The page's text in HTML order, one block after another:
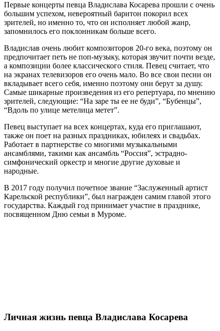
Первые концерты певца Владислава Косарева прошли с очень
большим успехом, невероятный баритон покорил всех
зрителей, но именно то, что он исполняет любой жанр,
запомнилось его поклонникам больше всего.
Владислав очень любит композиторов 20-го века, поэтому он
предпочитает петь не поп-музыку, которая звучит почти везде,
а композиции более классического стиля. Певец считает, что
на экранах телевизоров его очень мало. Во все свои песни он
вкладывает всего себя, именно поэтому они берут за душу.
Самые шикарные произведения из его репертуара, по мнению
зрителей, следующие: “На заре ты ее не буди”, “Бубенцы”,
“Вдоль по улице метелица метет”.
Певец выступает на всех концертах, куда его приглашают,
также он поет на разных праздниках, юбилеях и свадьбах.
Работает в партнерстве со многими музыкальными
ансамблями, такими как ансамбль “Россия”, эстрадно-
симфонический оркестр и многие другие духовые и
народные.
В 2017 году получил почетное звание “Заслуженный артист
Карельской республики”, был награжден самим главой этого
государства. Каждый год принимает участие в празднике,
посвященном Дню семьи в Муроме.
Личная жизнь певца Владислава Косарева